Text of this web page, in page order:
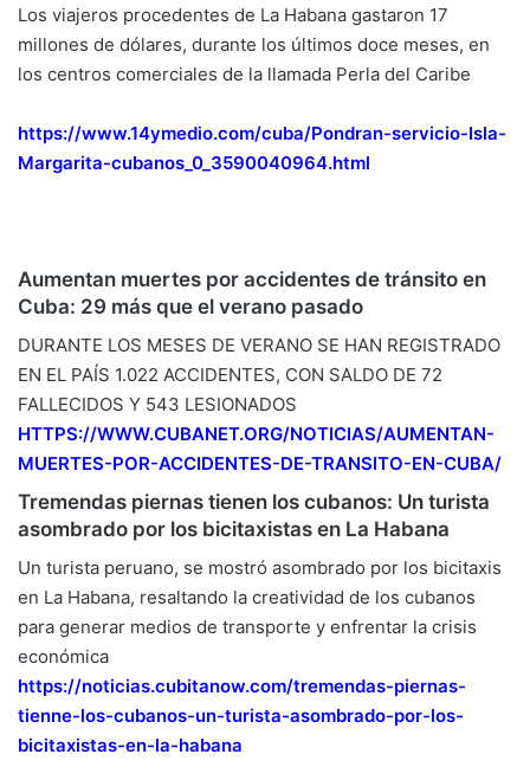
Los viajeros procedentes de La Habana gastaron 17
millones de dólares, durante los últimos doce meses, en
los centros comerciales de la llamada Perla del Caribe
https://www.14ymedio.com/cuba/Pondran-servicio-Isla-
Margarita-cubanos_0_ 3590040964.html
Aumentan muertes por accidentes de tránsito en
Cuba: 29 más que el verano pasado
DURANTE LOS MESES DE VERANO SE HAN REGISTRADO
EN EL PAÍS 1.022 ACCIDENTES, CON SALDO DE 72
FALLECIDOS Y 543 LESIONADOS
HTTPS://WWW.CUBANET.ORG/NOTICIAS/AUMENTAN-
MUERTES-POR-ACCIDENTES-DE-TRANSITO-EN-CUBA/
Tremendas piernas tienen los cubanos: Un turista
asombrado por los bicitaxistas en La Habana
Un turista peruano, se mostró asombrado por los bicitaxis
en La Habana, resaltando la creatividad de los cubanos
para generar medios de transporte y enfrentar la crisis
económica
https://noticias.cubitanow.com/tremendas-piernas-
tienne-los-cubanos-un-turista-asombrado-por-los-
bicitaxistas-en-la-habana